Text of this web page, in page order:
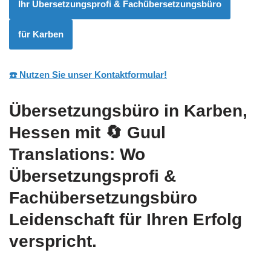
Ihr Übersetzungsprofi & Fachübersetzungsbüro
für Karben
☎️ Nutzen Sie unser Kontaktformular!
Übersetzungsbüro in Karben,
Hessen mit 🔄 Guul
Translations: Wo
Übersetzungsprofi &
Fachübersetzungsbüro
Leidenschaft für Ihren Erfolg
verspricht.